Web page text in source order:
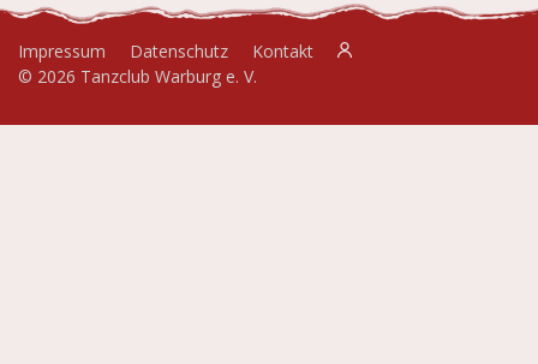
Impressum Datenschutz
Kontakt
© 2026 Tanzclub Warburg e. V.